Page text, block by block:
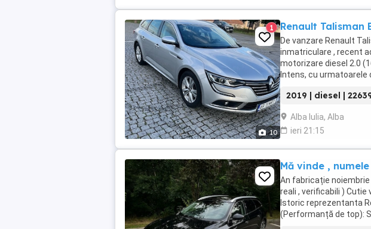
10
1 Renault Talisman
De vanzare Renault
inmatriculare , recent
motorizare diesel 2.0
Intens, cu
2019 | diesel |
Alba Iulia, Alba
ieri 21:15
Mă vinde ,
An fabricație noiembrie
reali , verificabili ) Cutie
Istoric reprezentanta
(Performanță de top):